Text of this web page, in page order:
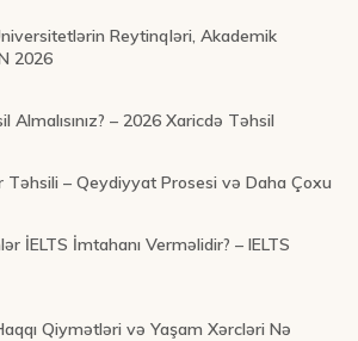
Reytinqləri, Akademik
2026
Almalısınız? – 2026 Xaricdə Təhsil
Təhsili – Qeydiyyat Prosesi və Daha Çoxu
İELTS İmtahanı Verməlidir? – IELTS
Qiymətləri və Yaşam Xərcləri Nə